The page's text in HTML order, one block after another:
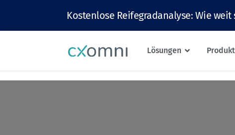
Kostenlose Reifegradanalyse: Wie
Lösungen Produkt